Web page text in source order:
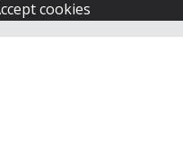
cookies